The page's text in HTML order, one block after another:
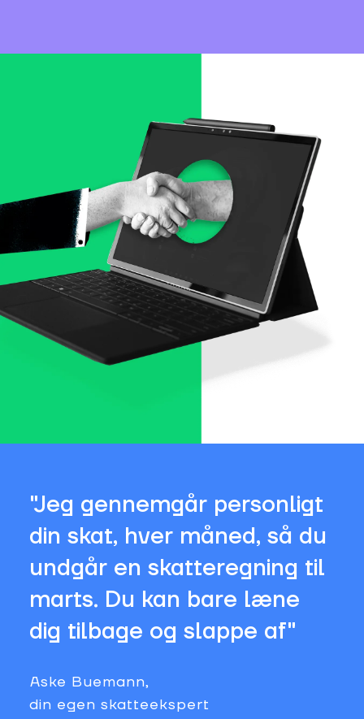
"Jeg gennemgår personligt
din skat, hver måned, så du
undgår en skatteregning til
marts. Du kan bare læne
dig tilbage og slappe af"
Aske Buemann,
din egen skatteekspert